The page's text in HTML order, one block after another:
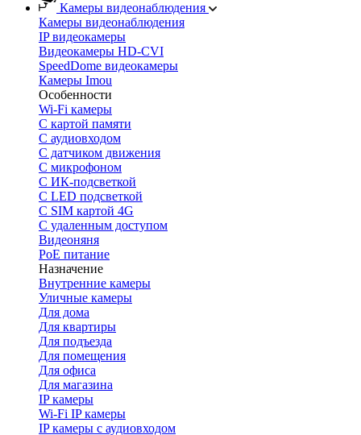
Камеры видеонаблюдения
Камеры видеонаблюдения
IP видеокамеры
Видеокамеры HD-CVI
SpeedDome видеокамеры
Камеры Imou
Особенности
Wi-Fi камеры
С картой памяти
С аудиовходом
С датчиком движения
С микрофоном
С ИК-подсветкой
С LED подсветкой
C SIM картой 4G
C удаленным доступом
Видеоняня
PoE питание
Назначение
Внутренние камеры
Уличные камеры
Для дома
Для квартиры
Для подъезда
Для помещения
Для офиса
Для магазина
IP камеры
Wi-Fi IP камеры
IP камеры с аудиовходом